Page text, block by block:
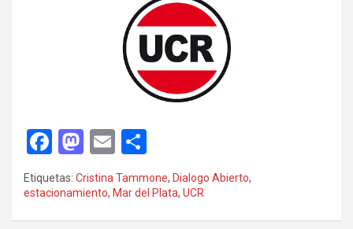
F
a
ce
b
M
a
st
o
E
m
ail m
p
Etiquetas: Cristina Tammone, Dialogo Abierto,
estacionamiento, Mar del Plata, UCR